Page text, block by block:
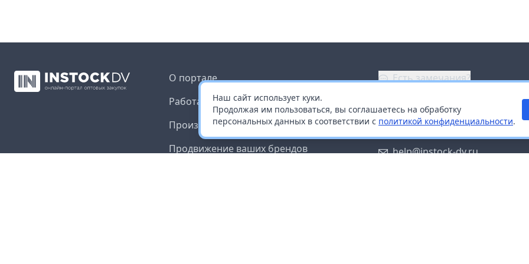
Наш сайт использует куки.
Продолжая им пользоваться, вы соглашаетесь на обработку
персональных данных в соответствии с политикой конфиденциальности.
О портале
Работа с платформой
Производителям и дистрибьюторам
Продвижение ваших брендов
Есть замечания?
Заказать звонок
help@instock-dv.ru